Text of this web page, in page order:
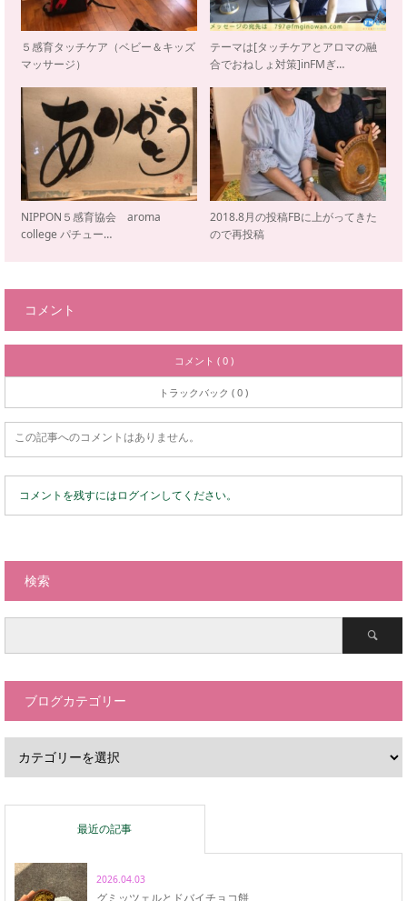
５感育タッチケア（ベビー＆キッズ
マッサージ）
テーマは[タッチケアとアロマの融
合でおねしょ対策]inFMぎ…
NIPPON５感育協会 aroma
college パチュー…
2018.8月の投稿FBに上がってきた
ので再投稿
コメント
コメント ( 0 )
トラックバック ( 0 )
この記事へのコメントはありません。
コメントを残すにはログインしてください。
検索
ブログカテゴリー
最近の記事
2026.04.03